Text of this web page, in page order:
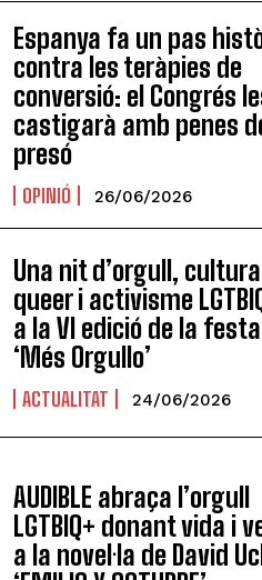
Espanya fa un pas
contra les teràpies de
conversió: el Congrés
castigarà amb penes
presó
OPINIÓ 26/06/2026
Una nit d’orgull, cultura
queer i activisme
a la VI edició de la festa
‘Més Orgullo’
ACTUALITAT 24/06/2026
AUDIBLE abraça l’orgull
LGTBIQ+ donant vida i
a la novel·la de David